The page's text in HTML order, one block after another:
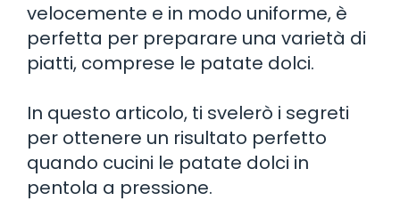
velocemente e in modo uniforme, è
perfetta per preparare una varietà di
piatti, comprese le patate dolci.
In questo articolo, ti svelerò i segreti
per ottenere un risultato perfetto
quando cucini le patate dolci in
pentola a pressione.